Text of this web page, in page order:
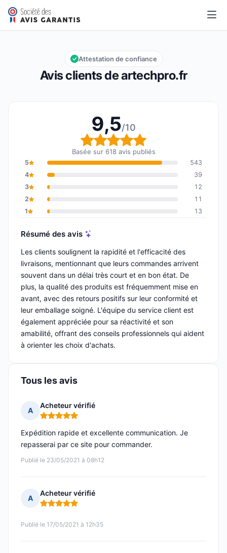
artechpro.fr
Note globale : 9,5 sur 10
9,5/10
Avis clients de artechpro.fr
Attestation de confiance
9,5/10
Note globale : 9,5 sur
Basée sur 618 avis publiés
5
543
4
39
3
12
2
11
1
13
Résumé des avis
Les clients soulignent la rapidité et l'efficacité des
livraisons, mentionnant que leurs commandes arrivent
souvent dans un délai très court et en bon état. De
plus, la qualité des produits est fréquemment mise en
avant, avec des retours positifs sur leur conformité et
leur emballage soigné. L'équipe du service client est
également appréciée pour sa réactivité et son
amabilité, offrant des conseils professionnels qui aident
à orienter les choix d'achats.
Tous les avis
A
Acheteur vérifié
Note : 5 sur 5
Publié le 23/05/2021 à 08h12
Expédition rapide et excellente communication. Je
repasserai par ce site pour commander.
A
Acheteur vérifié
Note : 5 sur 5
Publié le 17/05/2021 à 12h35